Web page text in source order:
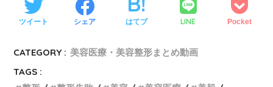
ツイート シェア はてブ LINE Pocket
CATEGORY : 美容医療・美容整形まとめ動画
TAGS :